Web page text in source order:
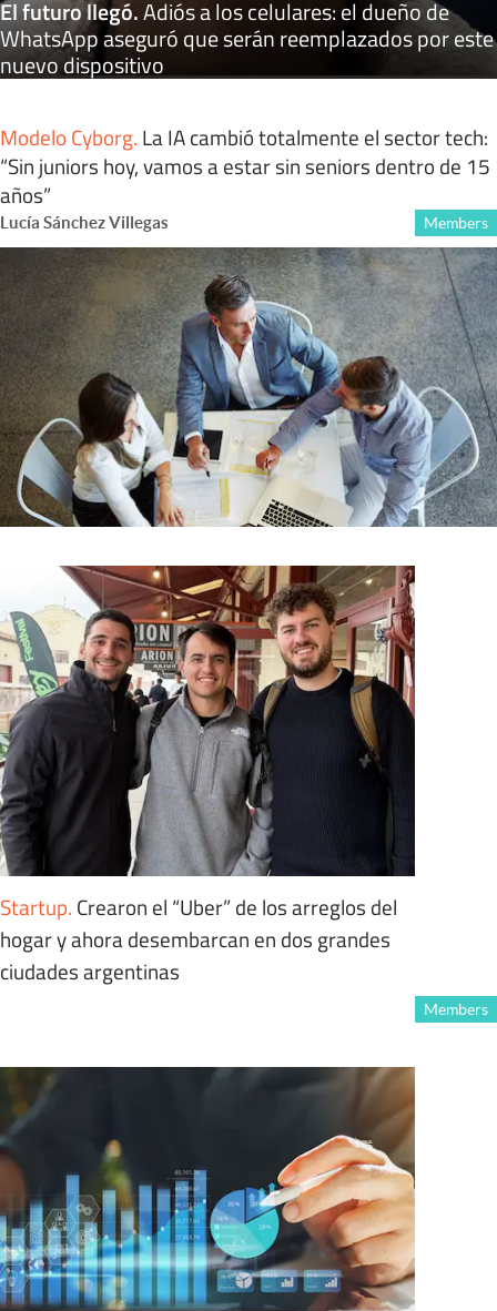
El futuro llegó.Adiós a los celulares: el dueño de
WhatsApp aseguró que serán reemplazados por este
nuevo dispositivo
Modelo Cyborg. La IA cambió totalmente el sector tech:
“Sin juniors hoy, vamos a estar sin seniors dentro de 15
años”
Lucía Sánchez Villegas Members
Startup. Crearon el “Uber” de los arreglos del
hogar y ahora desembarcan en dos grandes
ciudades argentinas
Members